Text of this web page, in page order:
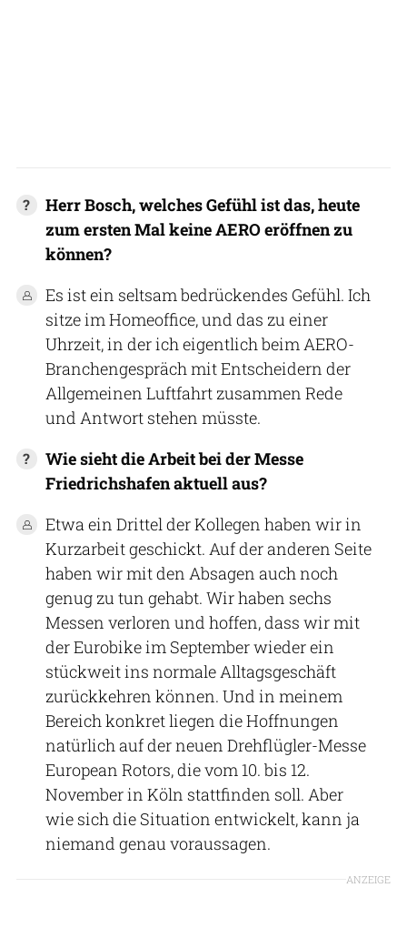
Herr Bosch, welches Gefühl ist das, heute
zum ersten Mal keine AERO eröffnen zu
können?
Es ist ein seltsam bedrückendes Gefühl. Ich
sitze im Homeoffice, und das zu einer
Uhrzeit, in der ich eigentlich beim AERO-
Branchengespräch mit Entscheidern der
Allgemeinen Luftfahrt zusammen Rede
und Antwort stehen müsste.
Wie sieht die Arbeit bei der Messe
Friedrichshafen aktuell aus?
Etwa ein Drittel der Kollegen haben wir in
Kurzarbeit geschickt. Auf der anderen Seite
haben wir mit den Absagen auch noch
genug zu tun gehabt. Wir haben sechs
Messen verloren und hoffen, dass wir mit
der Eurobike im September wieder ein
stückweit ins normale Alltagsgeschäft
zurückkehren können. Und in meinem
Bereich konkret liegen die Hoffnungen
natürlich auf der neuen Drehflügler-Messe
European Rotors, die vom 10. bis 12.
November in Köln stattfinden soll. Aber
wie sich die Situation entwickelt, kann ja
niemand genau voraussagen.
ANZEIGE